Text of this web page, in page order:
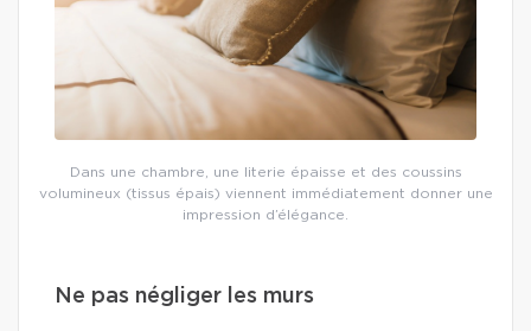
Dans une chambre, une literie épaisse et des coussins
volumineux (tissus épais) viennent immédiatement donner une
impression d’élégance.
Ne pas négliger les murs